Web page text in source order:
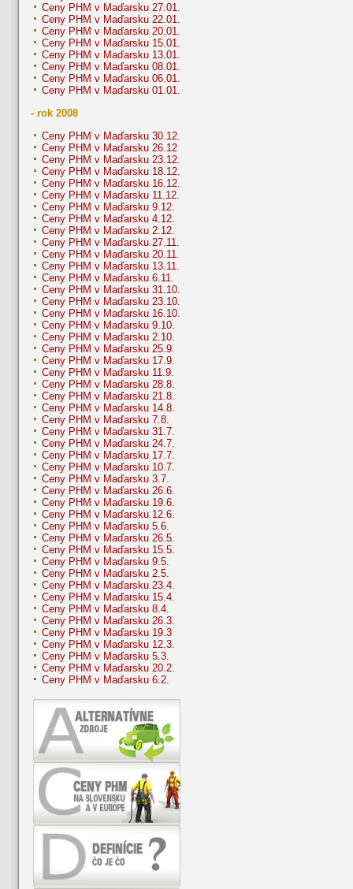
Ceny PHM v Maďarsku 27.01.
Ceny PHM v Maďarsku 22.01.
Ceny PHM v Maďarsku 20.01.
Ceny PHM v Maďarsku 15.01.
Ceny PHM v Maďarsku 13.01.
Ceny PHM v Maďarsku 08.01.
Ceny PHM v Maďarsku 06.01.
Ceny PHM v Maďarsku 01.01.
- rok 2008
Ceny PHM v Maďarsku 30.12.
Ceny PHM v Maďarsku 26.12
Ceny PHM v Maďarsku 23.12.
Ceny PHM v Maďarsku 18.12.
Ceny PHM v Maďarsku 16.12.
Ceny PHM v Maďarsku 11.12.
Ceny PHM v Maďarsku 9.12.
Ceny PHM v Maďarsku 4.12.
Ceny PHM v Maďarsku 2.12.
Ceny PHM v Maďarsku 27.11.
Ceny PHM v Maďarsku 20.11.
Ceny PHM v Maďarsku 13.11.
Ceny PHM v Maďarsku 6.11.
Ceny PHM v Maďarsku 31.10.
Ceny PHM v Maďarsku 23.10.
Ceny PHM v Maďarsku 16.10.
Ceny PHM v Maďarsku 9.10.
Ceny PHM v Maďarsku 2.10.
Ceny PHM v Maďarsku 25.9.
Ceny PHM v Maďarsku 17.9.
Ceny PHM v Maďarsku 11.9.
Ceny PHM v Maďarsku 28.8.
Ceny PHM v Maďarsku 21.8.
Ceny PHM v Maďarsku 14.8.
Ceny PHM v Maďarsku 7.8.
Ceny PHM v Maďarsku 31.7.
Ceny PHM v Maďarsku 24.7.
Ceny PHM v Maďarsku 17.7.
Ceny PHM v Maďarsku 10.7.
Ceny PHM v Maďarsku 3.7.
Ceny PHM v Maďarsku 26.6.
Ceny PHM v Maďarsku 19.6.
Ceny PHM v Maďarsku 12.6.
Ceny PHM v Maďarsku 5.6.
Ceny PHM v Maďarsku 26.5.
Ceny PHM v Maďarsku 15.5.
Ceny PHM v Maďarsku 9.5.
Ceny PHM v Maďarsku 2.5.
Ceny PHM v Maďarsku 23.4.
Ceny PHM v Maďarsku 15.4.
Ceny PHM v Maďarsku 8.4.
Ceny PHM v Maďarsku 26.3.
Ceny PHM v Maďarsku 19.3
Ceny PHM v Maďarsku 12.3.
Ceny PHM v Maďarsku 5.3.
Ceny PHM v Maďarsku 20.2.
Ceny PHM v Maďarsku 6.2.